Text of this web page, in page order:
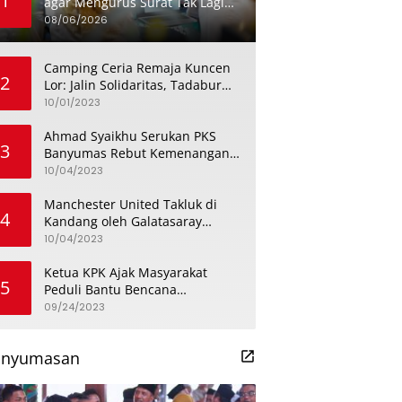
Menghabiskan Sehari Penuh
08/06/2026
2
Camping Ceria Remaja Kuncen
Lor: Jalin Solidaritas, Tadabur
Alam, dan Bahas Isu
10/01/2023
3
Ahmad Syaikhu Serukan PKS
Banyumas Rebut Kemenangan
dengan Meneladani Perjuangan
10/04/2023
4
Manchester United Takluk di
Kandang oleh Galatasaray
dalam Aksi Liga Champions
10/04/2023
5
Ketua KPK Ajak Masyarakat
Peduli Bantu Bencana
Kekeringan di Banyumas
09/24/2023